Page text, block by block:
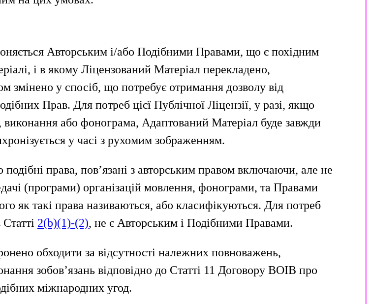
Авторським і/або Подібними Правами, що є похідним
і в якому Ліцензований Матеріал перекладено,
змінено у спосіб, що потребує отримання дозволу від
Прав. Для потреб цієї Публічної Ліцензії, у разі, якщо
або фонограма, Адаптований Матеріал буде завжди
у часі з рухомим зображенням.
подібні права, пов’язані з авторським правом включаючи, але не
(програми) організацій мовлення, фонограми, та Правами
як такі права називаються, або класифікуються. Для потреб
2(b)(1)-(2), не є Авторським і Подібними Правами.
обходити за відсутності належних повноважень,
зобов’язань відповідно до Статті 11 Договору ВОІВ про
міжнародних угод.